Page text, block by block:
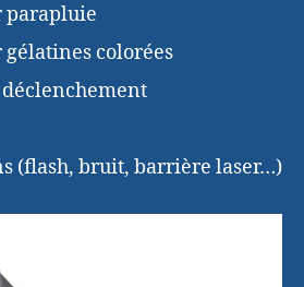
parapluie
gélatines colorées
déclenchement
(flash, bruit, barrière laser…)